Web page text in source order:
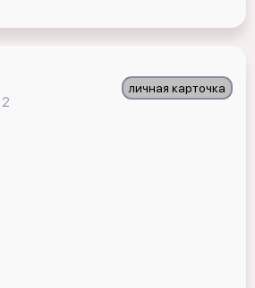
личная карточка